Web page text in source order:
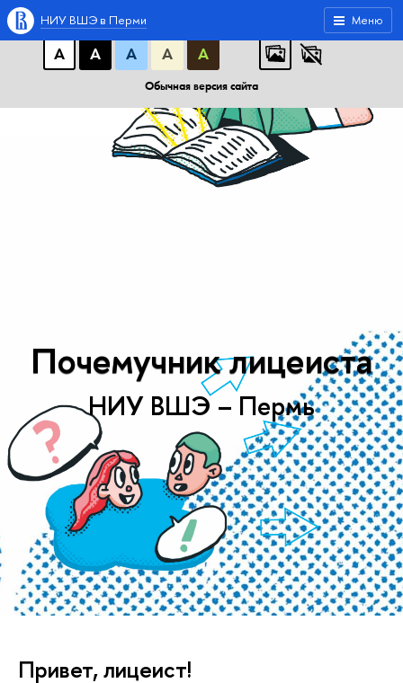
A A A
АБB
А
А А А А
Обычная версия сайта
Меню
НИУ ВШЭ в Перми
Почемучник лицеиста
НИУ ВШЭ – Пермь
Привет, лицеист!